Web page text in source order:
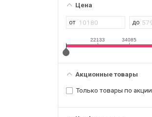
Цена
22133 34085
Акционные товары
Только товары по акции